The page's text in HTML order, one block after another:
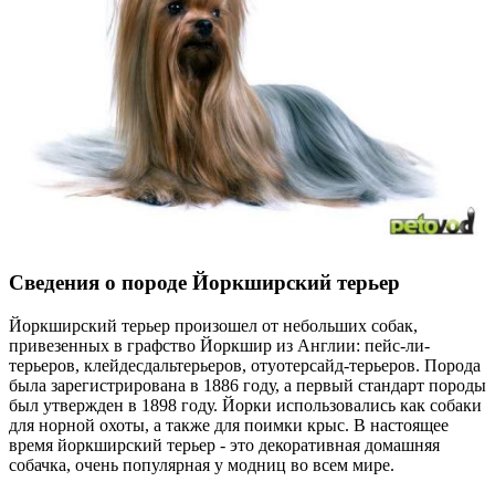
Сведения о породе Йоркширский терьер
Йоркширский терьер произошел от небольших собак,
привезенных в графство Йоркшир из Англии: пейс-ли-
терьеров, клейдесдальтерьеров, отуотерсайд-терьеров. Порода
была зарегистрирована в 1886 году, а первый стандарт породы
был утвержден в 1898 году. Йорки использовались как собаки
для норной охоты, а также для поимки крыс. В настоящее
время йоркширский терьер - это декоративная домашняя
собачка, очень популярная у модниц во всем мире.